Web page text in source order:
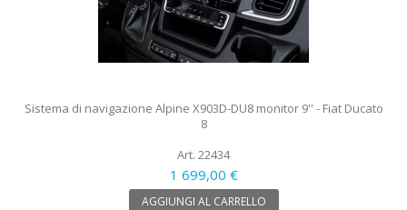
Sistema di navigazione Alpine X903D-DU8 monitor 9'' - Fiat Ducato
8
Art. 22434
1 699,00 €
AGGIUNGI AL CARRELLO